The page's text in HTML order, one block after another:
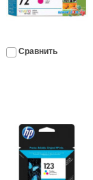
Сравнить